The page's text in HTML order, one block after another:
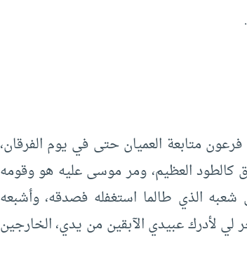
متابعة العميان حتى في يوم الفرقان،
العظيم، ومر موسى عليه هو وقومه
شعبه الذي طالما استغفله فصدقه، وأشبعه
لي لأدرك عبيدي الآبقين من يدي، الخارجين